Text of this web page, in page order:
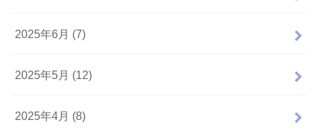
2025年6月 (7)
2025年5月 (12)
2025年4月 (8)